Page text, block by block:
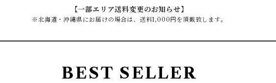
【一部エリア送料変更のお知らせ】
※北海道・沖縄県にお届けの場合は、送料1,000円を頂戴致します。
BEST SELLER